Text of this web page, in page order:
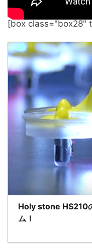
こちらはmoccaが編集
[box class="box28"
Holy stone HS210
ム！